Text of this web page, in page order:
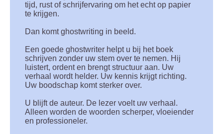
tijd, rust of schrijfervaring om het echt op papier
te krijgen.
Dan komt ghostwriting in beeld.
Een goede ghostwriter helpt u bij het boek
schrijven zonder uw stem over te nemen. Hij
luistert, ordent en brengt structuur aan. Uw
verhaal wordt helder. Uw kennis krijgt richting.
Uw boodschap komt sterker over.
U blijft de auteur. De lezer voelt uw verhaal.
Alleen worden de woorden scherper, vloeiender
en professioneler.